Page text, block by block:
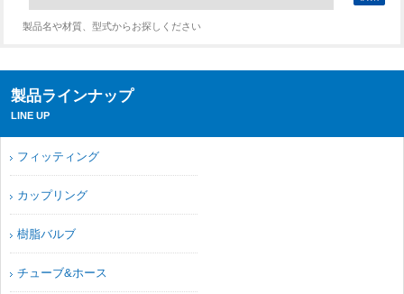
製品名や材質、型式からお探しください
製品ラインナップ
LINE UP
フィッティング
カップリング
樹脂バルブ
チューブ&ホース